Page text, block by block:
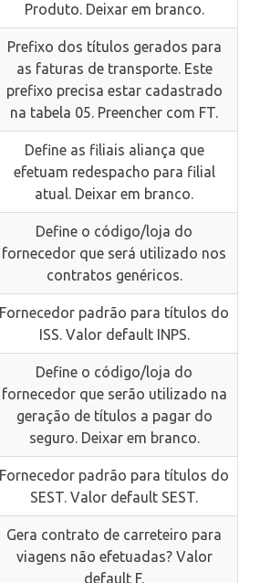
Produto. Deixar em branco.
Prefixo dos títulos gerados para
as faturas de transporte. Este
prefixo precisa estar cadastrado
na tabela 05. Preencher com FT.
Define as filiais aliança que
efetuam redespacho para filial
atual. Deixar em branco.
Define o código/loja do
fornecedor que será utilizado nos
contratos genéricos.
Fornecedor padrão para títulos do
ISS. Valor default INPS.
Define o código/loja do
fornecedor que serão utilizado na
geração de títulos a pagar do
seguro. Deixar em branco.
Fornecedor padrão para títulos do
SEST. Valor default SEST.
Gera contrato de carreteiro para
viagens não efetuadas? Valor
default F.